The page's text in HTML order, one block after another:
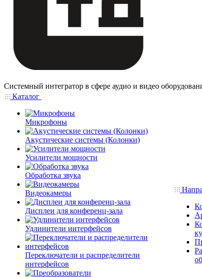
Системный интегратор в сфере аудио и видео
Каталог
Микрофоны
Акустические системы (Колонки)
Усилители мощности
Обработка звука
Видеокамеры
Дисплеи для конференц-зала
Удлинители интерфейсов
Переключатели и распределители
интерфейсов